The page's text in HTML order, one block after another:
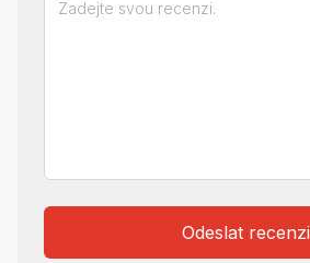
Odeslat recenzi